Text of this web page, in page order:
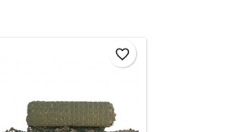
favorite_border